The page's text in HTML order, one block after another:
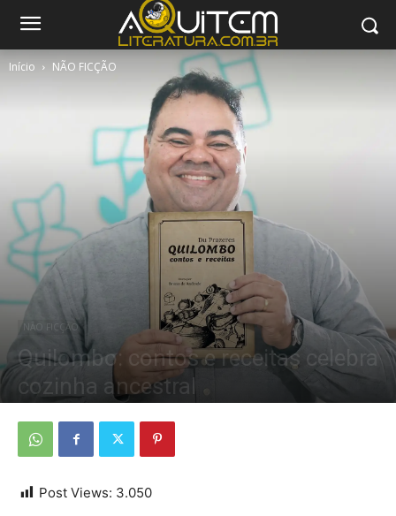
Início NÃO FICÇÃO
NÃO FICÇÃO
Quilombo: contos e receitas celebra
cozinha ancestral
Post Views: 3.050